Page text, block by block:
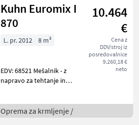
Kuhn Euromix I
870
10.464
€
Cena z
DDV/stroj iz
posredovalnice
9.260,18 €
neto
L. pr. 2012 8 m³
EDV: 68521 Mešalnik - z
napravo za tehtanje in
navpičnim vijakom - z
drsnikom desno spredaj in
Oprema za krmljenje /